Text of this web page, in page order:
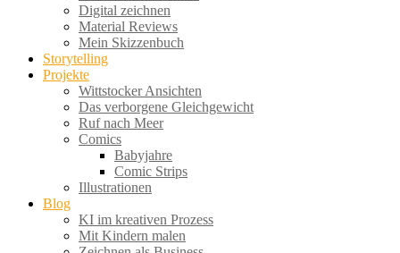
Digital zeichnen
Material Reviews
Mein Skizzenbuch
Storytelling
Projekte
Wittstocker Ansichten
Das verborgene Gleichgewicht
Ruf nach Meer
Comics
Babyjahre
Comic Strips
Illustrationen
Blog
KI im kreativen Prozess
Mit Kindern malen